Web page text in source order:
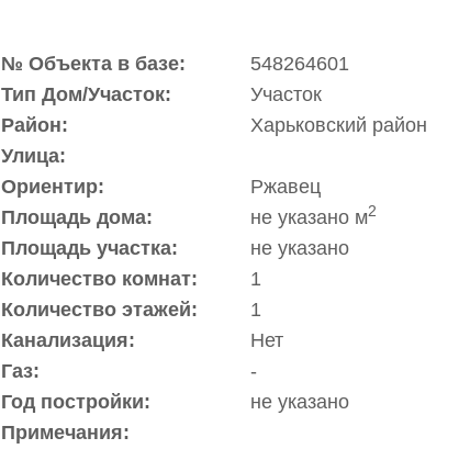
№ Объекта в базе:
548264601
Тип Дом/Участок:
Участок
Район:
Харьковский район
Улица:
Ориентир:
Ржавец
Площадь дома:
не указано м2
Площадь участка:
не указано
Количество комнат:
1
Количество этажей:
1
Канализация:
Нет
Газ:
-
Год постройки:
не указано
Примечания: